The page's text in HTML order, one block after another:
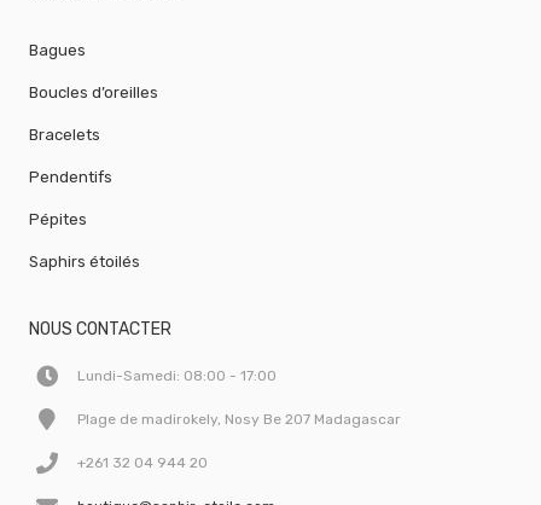
Bagues
Boucles d’oreilles
Bracelets
Pendentifs
Pépites
Saphirs étoilés
NOUS CONTACTER
Lundi-Samedi: 08:00 - 17:00
Plage de madirokely, Nosy Be 207 Madagascar
+261 32 04 944 20